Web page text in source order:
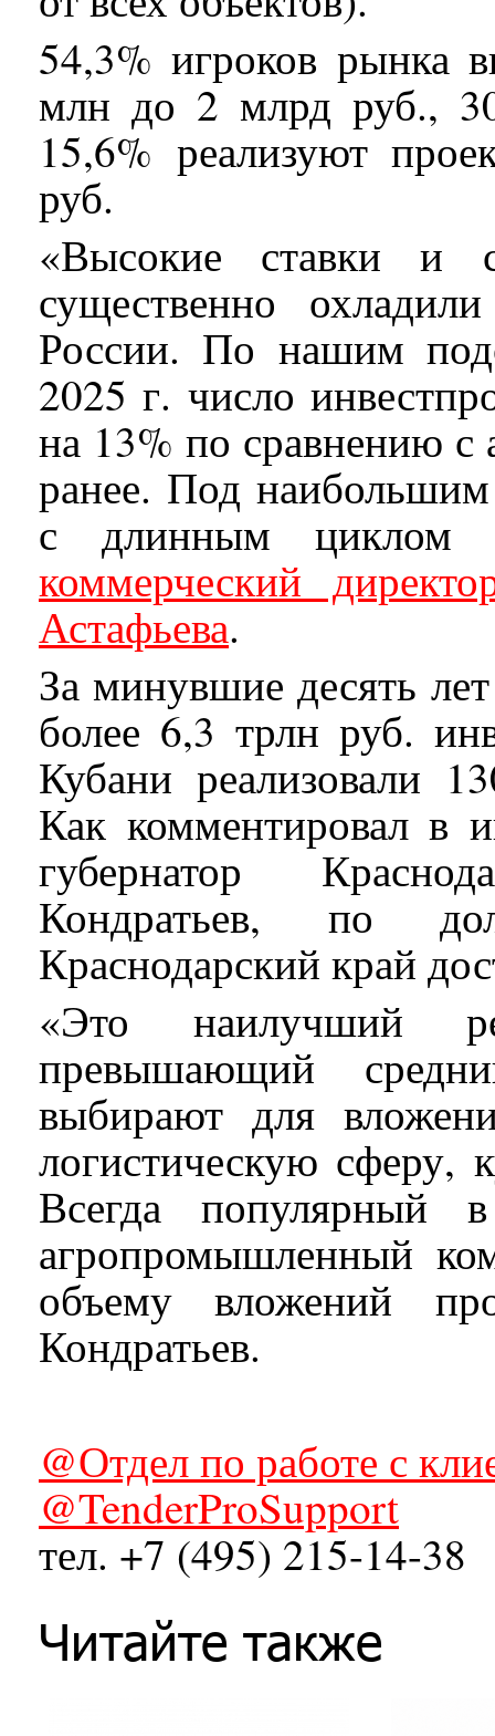
54,3% игроков рынка
млн до 2 млрд руб.,
15,6% реализуют
руб.
«Высокие ставки и
существенно
России. По нашим
2025 г. число
на 13% по сравнению
ранее. Под наибольшим
с длинным циклом
коммерческий
Астафьева.
За минувшие десять
более 6,3 трлн руб.
Кубани реализовали
Как комментировал в
губернатор
Кондратьев, по
Краснодарский край
«Это наилучший
превышающий
выбирают для
логистическую сферу,
Всегда популярный
агропромышленный
объему вложений
Кондратьев.
@Отдел по работе с
@TenderProSupport
тел. +7 (495) 215-14-38
Читайте также